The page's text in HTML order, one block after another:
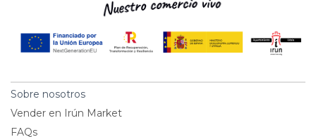
Sobre nosotros
Vender en Irún Market
FAQs